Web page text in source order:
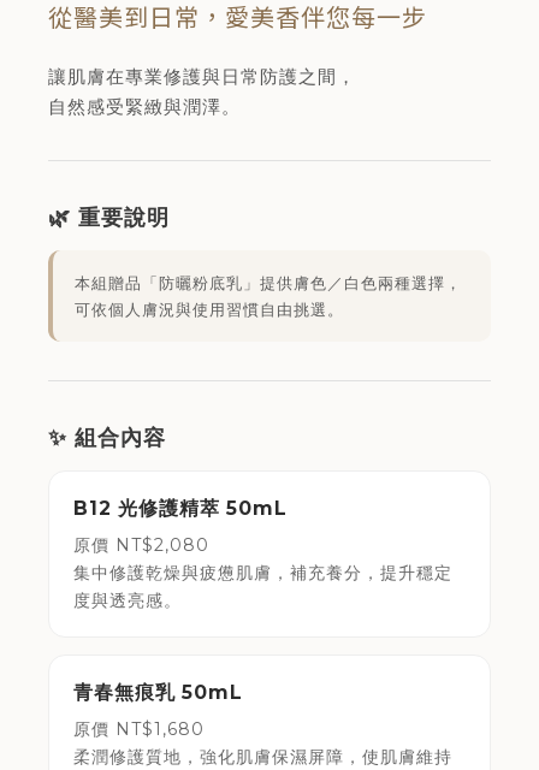
從醫美到日常，愛美香伴您每一步
讓肌膚在專業修護與日常防護之間，
自然感受緊緻與潤澤。
🌿 重要說明
本組贈品「防曬粉底乳」提供膚色／白色兩種選擇，
可依個人膚況與使用習慣自由挑選。
✨ 組合內容
B12 光修護精萃 50mL
原價 NT$2,080
集中修護乾燥與疲憊肌膚，補充養分，提升穩定
度與透亮感。
青春無痕乳 50mL
原價 NT$1,680
柔潤修護質地，強化肌膚保濕屏障，使肌膚維持